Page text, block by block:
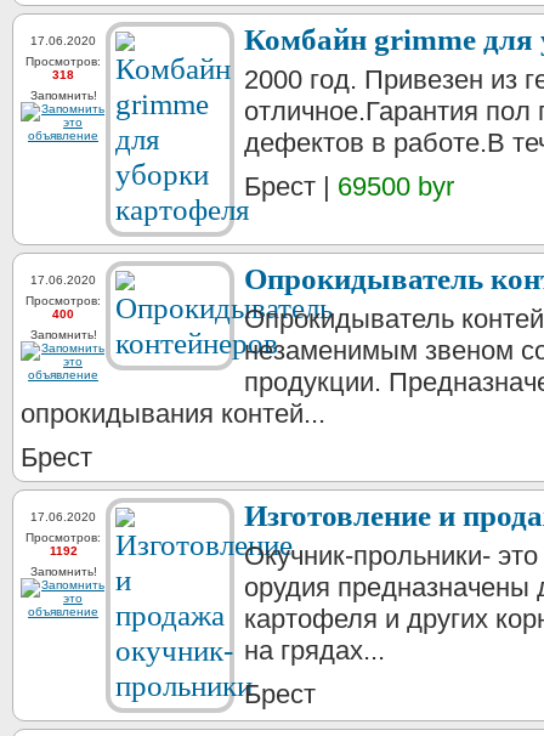
17.06.2020
Просмотров:
318
Запомнить!
Комбайн grimme для
2000 год. Привезен из
отличное.Гарантия
дефектов в работе.В
Брест | 69500 byr
17.06.2020
Просмотров:
400
Запомнить!
Опрокидыватель
Опрокидыватель
незаменимым звеном
продукции.
опрокидывания контей...
Брест
17.06.2020
Просмотров:
1192
Запомнить!
Изготовление и
Окучник-прольники-
орудия предназначены
картофеля и других
на грядах...
Брест